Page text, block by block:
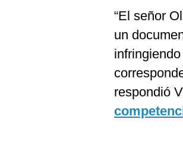
“El señor
un
respondió